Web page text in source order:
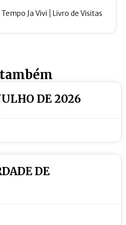
Ja Vivi Livro de Visitas
DE 2026
DE